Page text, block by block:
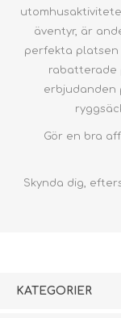
äventyr, är
perfekta platsen
rabatterade
erbjudanden
Gör en bra
Skynda dig,
KATEGORIER